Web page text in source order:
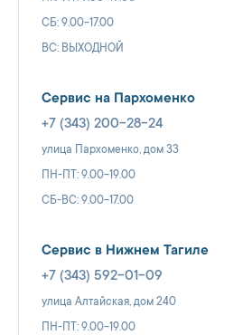
СБ: 9.00-17.00
ВС: ВЫХОДНОЙ
Сервис на Пархоменко
+7 (343) 200-28-24
улица Пархоменко, дом 33
ПН-ПТ: 9.00-19.00
СБ-ВС: 9.00-17.00
Сервис в Нижнем Тагиле
+7 (343) 592-01-09
улица Алтайская, дом 240
ПН-ПТ: 9.00-19.00